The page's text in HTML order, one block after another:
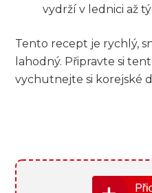
vydrží v lednici‌ až
Tento recept je rychlý,⁢
lahodný. Připravte si
vychutnejte si ‍korejské